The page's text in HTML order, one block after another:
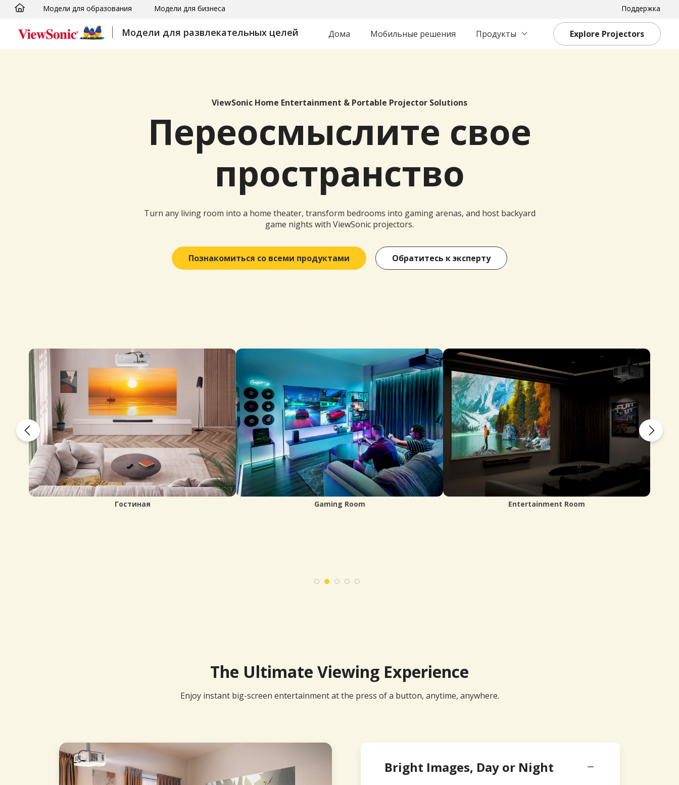
Skip to main content
Модели для образования Модели для бизнеса Поддержка
Модели для развлекательных целей Дома Мобильные решения Продукты Explore Projectors
ViewSonic Home Entertainment & Portable Projector Solutions
Переосмыслите свое
пространство
Turn any living room into a home theater, transform bedrooms into gaming arenas, and host backyard
game nights with ViewSonic projectors.
Познакомиться со всеми продуктами Обратитесь к эксперту
Gaming Room Entertainment Room Backyard Viewing
The Ultimate Viewing Experience
Enjoy instant big-screen entertainment at the press of a button, anytime, anywhere.
Bright Images, Day or Night